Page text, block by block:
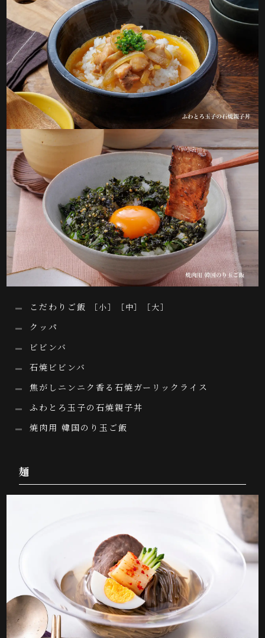
こだわりご飯 ［小］［中］［大］
クッパ
ビビンバ
石焼ビビンバ
焦がしニンニク香る石焼ガーリックライス
ふわとろ玉子の石焼親子丼
焼肉用 韓国のり玉ご飯
麺